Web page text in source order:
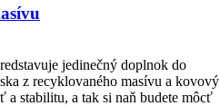
jedinečný doplnok do
z recyklovaného masívu a kovový
a stabilitu, a tak si naň budete môcť